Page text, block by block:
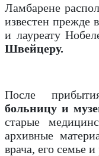
Ламбарене
известен прежде
и лауреату
Швейцеру.
После
больницу и
старые
архивные
врача, его семье